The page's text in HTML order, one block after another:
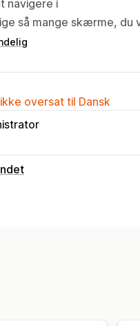
navigere i
så mange skærme, du
oversat til Dansk